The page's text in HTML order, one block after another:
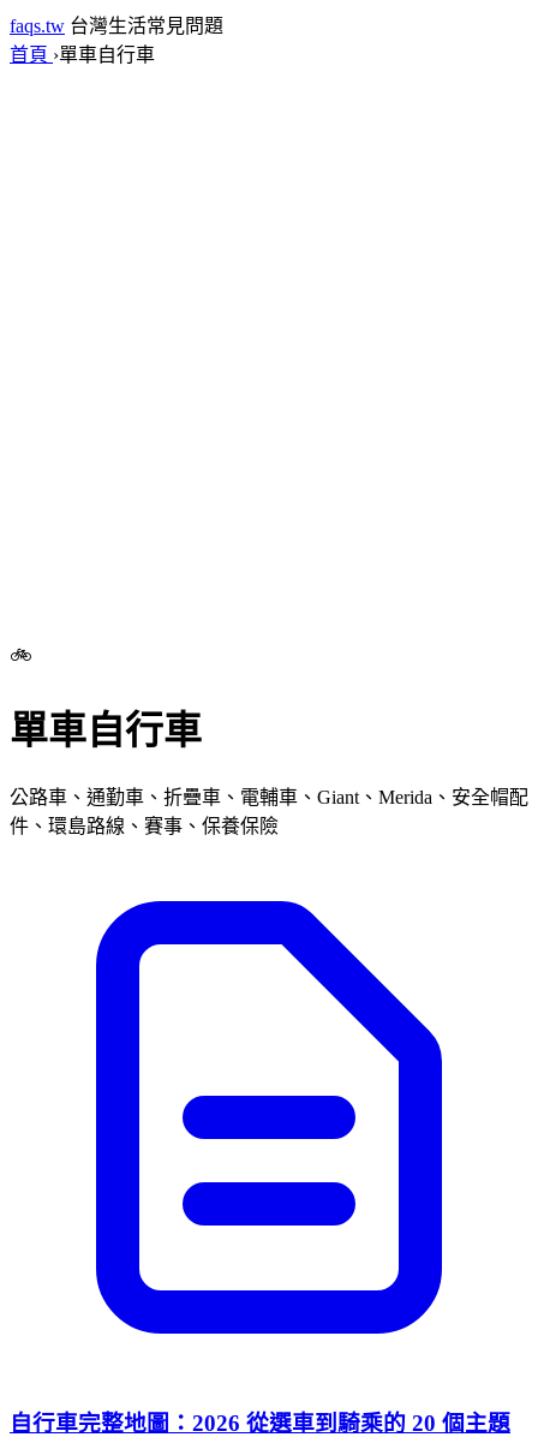
faqs.tw 台灣生活常見問題
首頁 ›單車自行車
🚲
單車自行車
公路車、通勤車、折疊車、電輔車、Giant、Merida、安全帽配
件、環島路線、賽事、保養保險
自行車完整地圖：2026 從選車到騎乘的 20 個主題